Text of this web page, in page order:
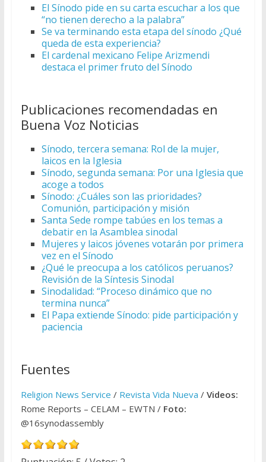
El Sínodo pide en su carta escuchar a los que
“no tienen derecho a la palabra”
Se va terminando esta etapa del sínodo ¿Qué
queda de esta experiencia?
El cardenal mexicano Felipe Arizmendi
destaca el primer fruto del Sínodo
Publicaciones recomendadas en
Buena Voz Noticias
Sínodo, tercera semana: Rol de la mujer,
laicos en la Iglesia
Sínodo, segunda semana: Por una Iglesia que
acoge a todos
Sínodo: ¿Cuáles son las prioridades?
Comunión, participación y misión
Santa Sede rompe tabúes en los temas a
debatir en la Asamblea sinodal
Mujeres y laicos jóvenes votarán por primera
vez en el Sínodo
¿Qué le preocupa a los católicos peruanos?
Revisión de la Síntesis Sinodal
Sinodalidad: “Proceso dinámico que no
termina nunca”
El Papa extiende Sínodo: pide participación y
paciencia
Fuentes
Religion News Service / Revista Vida Nueva / Videos:
Rome Reports – CELAM – EWTN / Foto:
@16synodassembly